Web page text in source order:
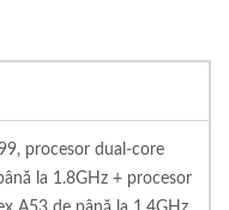
procesor dual-core
la 1.8GHz + procesor